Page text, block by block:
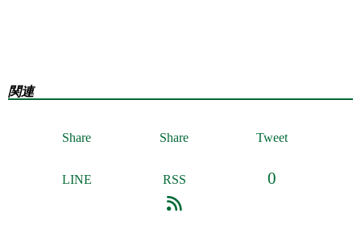
関連
Share Share Tweet
LINE RSS 0